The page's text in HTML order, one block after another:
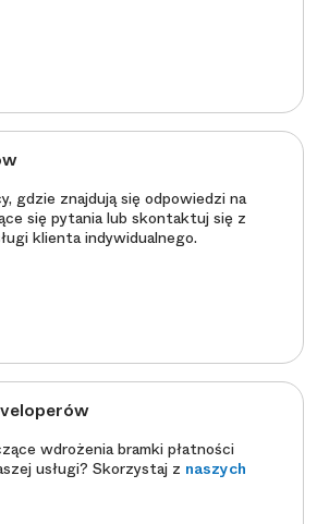
gdzie znajdują się odpowiedzi na
się pytania lub skontaktuj się z
klienta indywidualnego.
wdrożenia bramki płatności
usługi? Skorzystaj z naszych